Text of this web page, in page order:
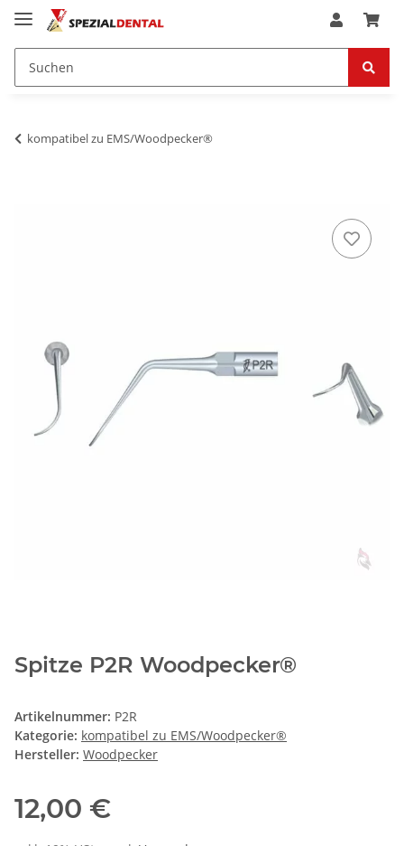
kompatibel zu EMS/Woodpecker®
Spitze P2R Woodpecker®
Artikelnummer: P2R
Kategorie: kompatibel zu EMS/Woodpecker®
Hersteller: Woodpecker
12,00 €